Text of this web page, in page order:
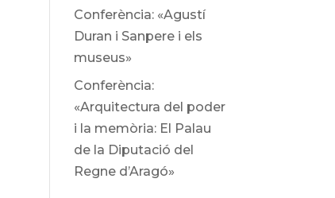
Conferència: «Agustí
Duran i Sanpere i els
museus»
Conferència:
«Arquitectura del poder
i la memòria: El Palau
de la Diputació del
Regne d’Aragó»